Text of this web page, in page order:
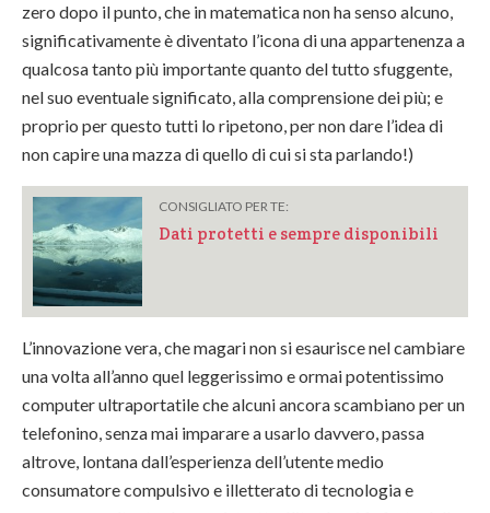
zero dopo il punto, che in matematica non ha senso alcuno,
significativamente è diventato l’icona di una appartenenza a
qualcosa tanto più importante quanto del tutto sfuggente,
nel suo eventuale significato, alla comprensione dei più; e
proprio per questo tutti lo ripetono, per non dare l’idea di
non capire una mazza di quello di cui si sta parlando!)
CONSIGLIATO PER TE:
Dati protetti e sempre disponibili
L’innovazione vera, che magari non si esaurisce nel cambiare
una volta all’anno quel leggerissimo e ormai potentissimo
computer ultraportatile che alcuni ancora scambiano per un
telefonino, senza mai imparare a usarlo davvero, passa
altrove, lontana dall’esperienza dell’utente medio
consumatore compulsivo e illetterato di tecnologia e